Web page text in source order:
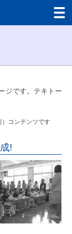
ジです。テキトー
コンテンツです
!